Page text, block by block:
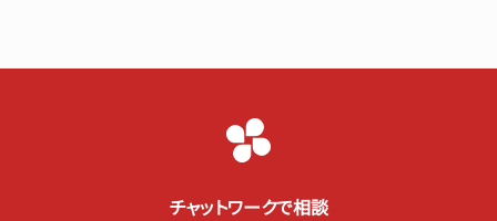
チャットワークで相談